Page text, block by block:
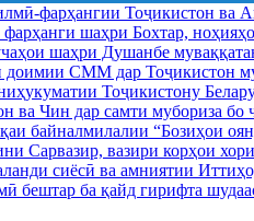
фарҳангии Тоҷикистон ва
шаҳри Бохтар,
шаҳри Душанбе
СММ дар Тоҷикистон
Тоҷикистону
ва Чин дар самти мубориза бо
байналмилалии “Бозиҳои
Сарвазир, вазири корҳои
сиёсӣ ва амниятии
бештар ба қайд гирифта